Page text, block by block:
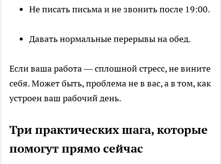
Не писать письма и не звонить после 19:00.
Давать нормальные перерывы на обед.
Если ваша работа — сплошной стресс, не вините
себя. Может быть, проблема не в вас, а в том, как
устроен ваш рабочий день.
Три практических шага, которые
помогут прямо сейчас